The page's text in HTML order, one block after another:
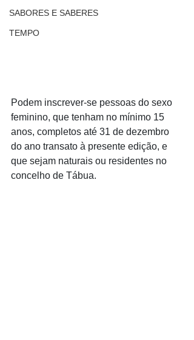
SABORES E SABERES
TEMPO
Podem inscrever-se pessoas do sexo
feminino, que tenham no mínimo 15
anos, completos até 31 de dezembro
do ano transato à presente edição, e
que sejam naturais ou residentes no
concelho de Tábua.